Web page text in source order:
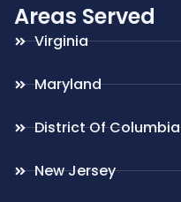
Areas Served
Virginia
Maryland
District Of Columbia
New Jersey